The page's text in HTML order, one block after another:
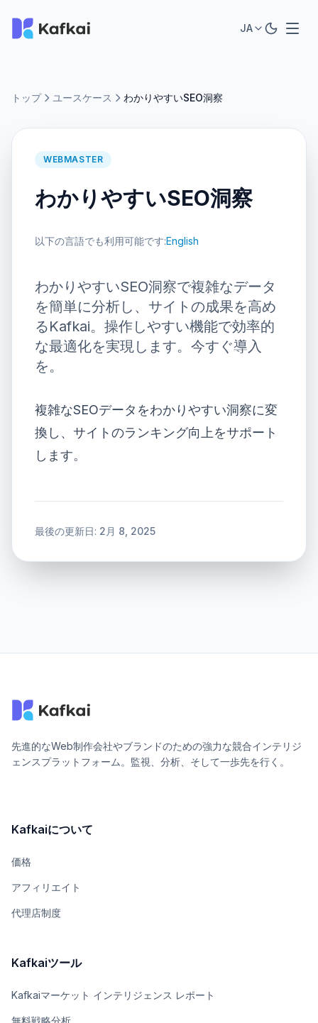
JA
トップ ユースケース わかりやすいSEO洞察
WEBMASTER
わかりやすいSEO洞察
以下の言語でも利用可能です:English
わかりやすいSEO洞察で複雑なデータ
を簡単に分析し、サイトの成果を高め
るKafkai。操作しやすい機能で効率的
な最適化を実現します。今すぐ導入
を。
複雑なSEOデータをわかりやすい洞察に変
換し、サイトのランキング向上をサポート
します。
最後の更新日: 2月 8, 2025
先進的なWeb制作会社やブランドのための強力な競合インテリジ
ェンスプラットフォーム。監視、分析、そして一歩先を行く。
Kafkaiについて
価格
アフィリエイト
代理店制度
Kafkaiツール
Kafkaiマーケット インテリジェンス レポート
無料戦略分析